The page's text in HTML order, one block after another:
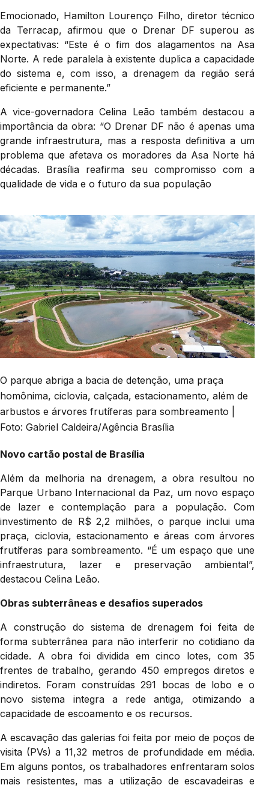
Emocionado, Hamilton Lourenço Filho, diretor técnico
da Terracap, afirmou que o Drenar DF superou as
expectativas: “Este é o fim dos alagamentos na Asa
Norte. A rede paralela à existente duplica a capacidade
do sistema e, com isso, a drenagem da região será
eficiente e permanente.”
A vice-governadora Celina Leão também destacou a
importância da obra: “O Drenar DF não é apenas uma
grande infraestrutura, mas a resposta definitiva a um
problema que afetava os moradores da Asa Norte há
décadas. Brasília reafirma seu compromisso com a
qualidade de vida e o futuro da sua população
O parque abriga a bacia de detenção, uma praça
homônima, ciclovia, calçada, estacionamento, além de
arbustos e árvores frutíferas para sombreamento |
Foto: Gabriel Caldeira/Agência Brasília
Novo cartão postal de Brasília
Além da melhoria na drenagem, a obra resultou no
Parque Urbano Internacional da Paz, um novo espaço
de lazer e contemplação para a população. Com
investimento de R$ 2,2 milhões, o parque inclui uma
praça, ciclovia, estacionamento e áreas com árvores
frutíferas para sombreamento. “É um espaço que une
infraestrutura, lazer e preservação ambiental”,
destacou Celina Leão.
Obras subterrâneas e desafios superados
A construção do sistema de drenagem foi feita de
forma subterrânea para não interferir no cotidiano da
cidade. A obra foi dividida em cinco lotes, com 35
frentes de trabalho, gerando 450 empregos diretos e
indiretos. Foram construídas 291 bocas de lobo e o
novo sistema integra a rede antiga, otimizando a
capacidade de escoamento e os recursos.
A escavação das galerias foi feita por meio de poços de
visita (PVs) a 11,32 metros de profundidade em média.
Em alguns pontos, os trabalhadores enfrentaram solos
mais resistentes, mas a utilização de escavadeiras e